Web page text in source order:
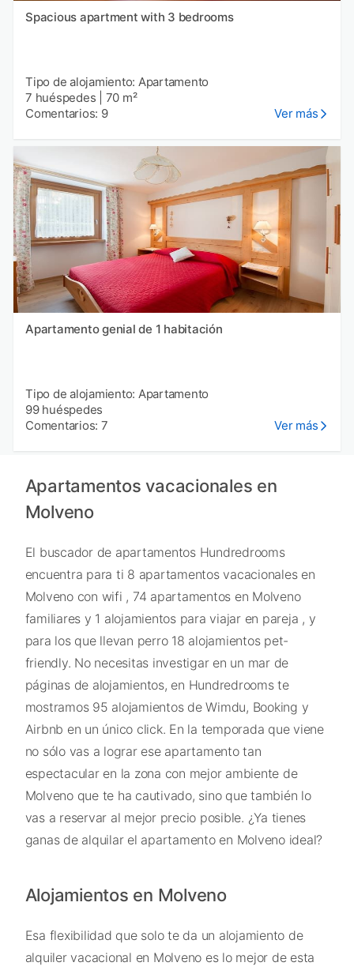
Spacious apartment with 3 bedrooms
Tipo de alojamiento: Apartamento
7 huéspedes
70 m²
Comentarios: 9
Ver más
Apartamento genial de 1 habitación
Tipo de alojamiento: Apartamento
99 huéspedes
Comentarios: 7
Ver más
Apartamentos vacacionales en
Molveno
El buscador de apartamentos Hundredrooms
encuentra para ti 8 apartamentos vacacionales en
Molveno con wifi , 74 apartamentos en Molveno
familiares y 1 alojamientos para viajar en pareja , y
para los que llevan perro 18 alojamientos pet-
friendly. No necesitas investigar en un mar de
páginas de alojamientos, en Hundredrooms te
mostramos 95 alojamientos de Wimdu, Booking y
Airbnb en un único click. En la temporada que viene
no sólo vas a lograr ese apartamento tan
espectacular en la zona con mejor ambiente de
Molveno que te ha cautivado, sino que también lo
vas a reservar al mejor precio posible. ¿Ya tienes
ganas de alquilar el apartamento en Molveno ideal?
Alojamientos en Molveno
Esa flexibilidad que solo te da un alojamiento de
alquiler vacacional en Molveno es lo mejor de esta